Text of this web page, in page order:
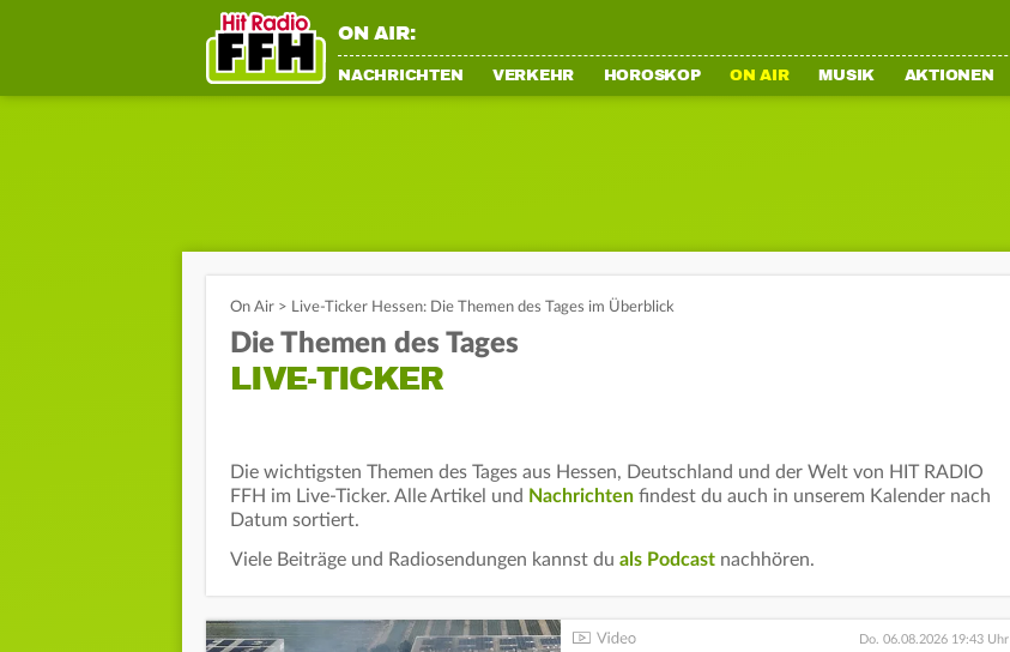
ON AIR:
NACHRICHTEN VERKEHR HOROSKOP ON AIR MUSIK AKTIONEN
On Air > Live-Ticker Hessen: Die Themen des Tages im Überblick
Die Themen des Tages
LIVE-TICKER
Die wichtigsten Themen des Tages aus Hessen, Deutschland und der Welt von HIT RADIO
FFH im Live-Ticker. Alle Artikel und Nachrichten findest du auch in unserem Kalender nach
Datum sortiert.
Viele Beiträge und Radiosendungen kannst du als Podcast nachhören.
Do. 06.08.2026 19:43 Uhr